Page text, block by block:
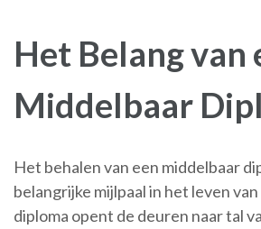
Het Belang van
Middelbaar
Het behalen van een middelbaar
belangrijke mijlpaal in het leven
diploma opent de deuren naar tal